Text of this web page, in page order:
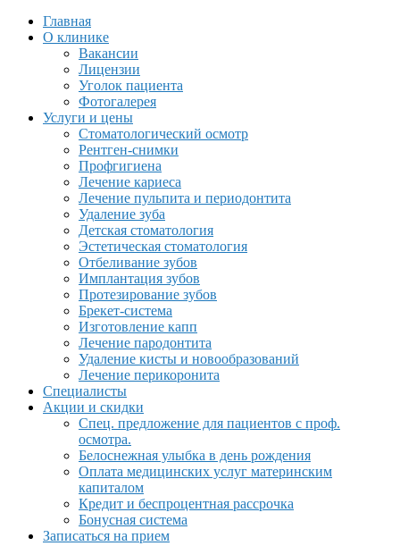
Главная
О клинике
Вакансии
Лицензии
Уголок пациента
Фотогалерея
Услуги и цены
Стоматологический осмотр
Рентген-снимки
Профгигиена
Лечение кариеса
Лечение пульпита и периодонтита
Удаление зуба
Детская стоматология
Эстетическая стоматология
Отбеливание зубов
Имплантация зубов
Протезирование зубов
Брекет-система
Изготовление капп
Лечение пародонтита
Удаление кисты и новообразований
Лечение перикоронита
Специалисты
Акции и скидки
Спец. предложение для пациентов с проф.
осмотра.
Белоснежная улыбка в день рождения
Оплата медицинских услуг материнским
капиталом
Кредит и беспроцентная рассрочка
Бонусная система
Записаться на прием